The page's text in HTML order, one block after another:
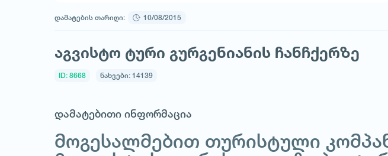
დამატების თარიღი: 10/08/2015
აგვისტო ტური გურგენიანის ჩანჩქერზე
ID: 8668 ნახვები: 14139
დამატებითი ინფორმაცია
მოგესალმებით თურისტული